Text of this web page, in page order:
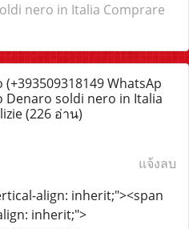
nero in Italia Comprare
WhatsAp
soldi nero in Italia
(226 อ่าน)
แจ้งลบ
align: inherit;"><span
inherit;">